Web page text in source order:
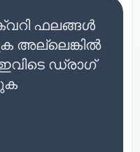
ഫലങ്ങൾ
അല്ലെങ്കിൽ
ഡ്രാഗ്